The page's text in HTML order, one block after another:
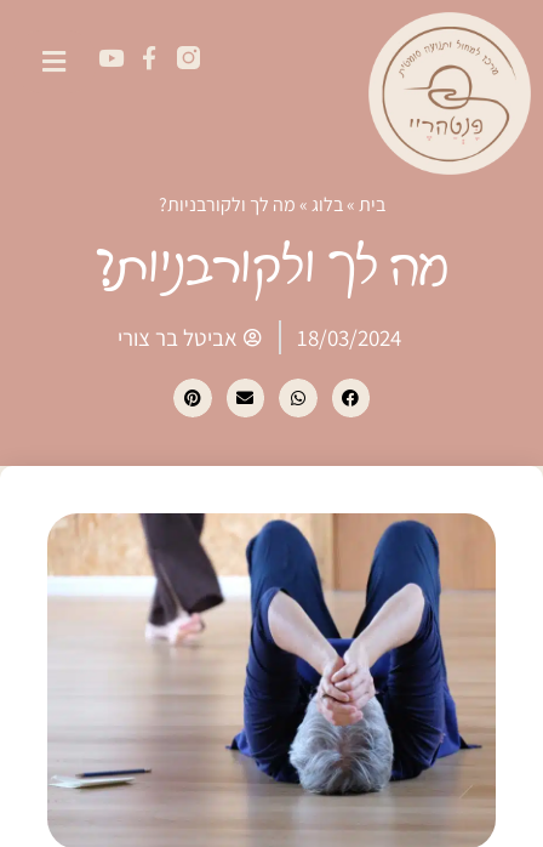
בית»בלוג» מה לך ולקורבניות?
מה לך ולקורבניות?
18/03/2024 אביטל בר צורי